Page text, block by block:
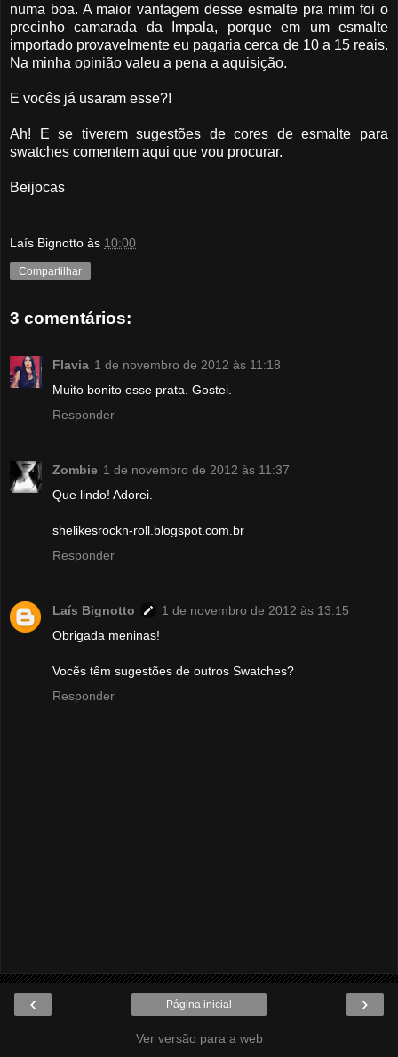
numa boa. A maior vantagem desse esmalte pra mim foi o
precinho camarada da Impala, porque em um esmalte
importado provavelmente eu pagaria cerca de 10 a 15 reais.
Na minha opinião valeu a pena a aquisição.
E vocês já usaram esse?!
Ah! E se tiverem sugestões de cores de esmalte para
swatches comentem aqui que vou procurar.
Beijocas
Laís Bignotto às 10:00
Compartilhar
3 comentários:
Flavia 1 de novembro de 2012 às 11:18
Muito bonito esse prata. Gostei.
Responder
Zombie 1 de novembro de 2012 às 11:37
Que lindo! Adorei.
shelikesrockn-roll.blogspot.com.br
Responder
Laís Bignotto
1 de novembro de 2012 às 13:15
Obrigada meninas!
Vocẽs têm sugestões de outros Swatches?
Responder
‹ ›
Página inicial
Ver versão para a web